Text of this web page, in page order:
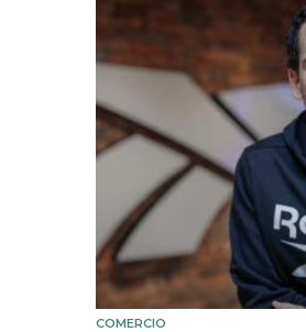
COMERCIO